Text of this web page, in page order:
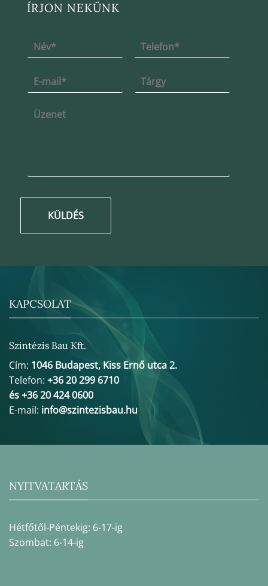
ÍRJON NEKÜNK
KÜLDÉS
KAPCSOLAT
Szintézis Bau Kft.
Cím: 1046 Budapest, Kiss Ernő utca 2.
Telefon: +36 20 299 6710
és +36 20 424 0600
E-mail: info@szintezisbau.hu
NYITVATARTÁS
Hétfőtől-Péntekig: 6-17-ig
Szombat: 6-14-ig